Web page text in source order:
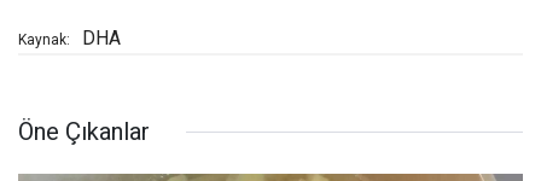
Kaynak: DHA
Öne Çıkanlar